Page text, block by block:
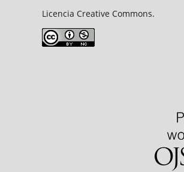
Licencia Creative Commons.